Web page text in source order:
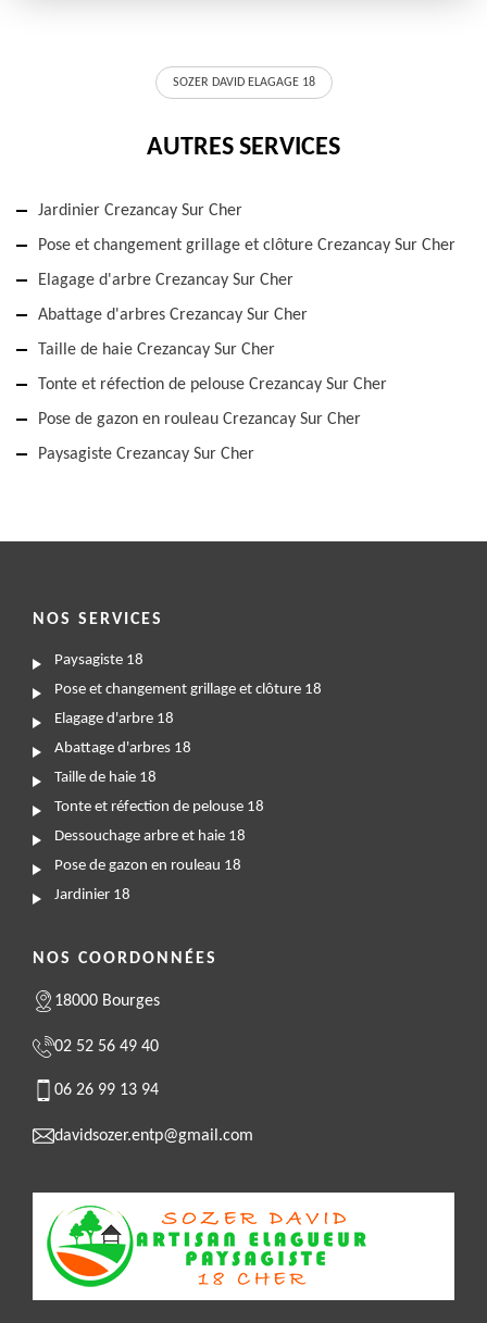
SOZER DAVID ELAGAGE 18
AUTRES SERVICES
Jardinier Crezancay Sur Cher
Pose et changement grillage et clôture Crezancay Sur Cher
Elagage d'arbre Crezancay Sur Cher
Abattage d'arbres Crezancay Sur Cher
Taille de haie Crezancay Sur Cher
Tonte et réfection de pelouse Crezancay Sur Cher
Pose de gazon en rouleau Crezancay Sur Cher
Paysagiste Crezancay Sur Cher
NOS SERVICES
Paysagiste 18
Pose et changement grillage et clôture 18
Elagage d'arbre 18
Abattage d'arbres 18
Taille de haie 18
Tonte et réfection de pelouse 18
Dessouchage arbre et haie 18
Pose de gazon en rouleau 18
Jardinier 18
NOS COORDONNÉES
18000 Bourges
02 52 56 49 40
06 26 99 13 94
davidsozer.entp@gmail.com